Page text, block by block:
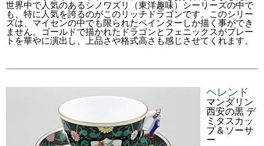
世界中で人気のあるシノワズリ（東洋趣味）シーリーズの中で
も、特に人気を誇るのがこのリッチドラゴンです。このシリー
ズは、マイセンの中でも限られたペインターしか描く事ができ
ません。ゴールドで描かれたドラゴンとフェニックスがプレー
トを華やに演出し、上品さや格式高さも感じさせてくれます。
ヘレンド
マンダリン
西安の黒 デ
ミタスカッ
プ＆ソーサ
ー